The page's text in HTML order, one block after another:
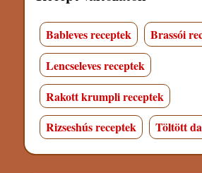
Bableves receptek
Brassói
Lencseleves receptek
Rakott krumpli receptek
Rizseshús receptek
Töltött